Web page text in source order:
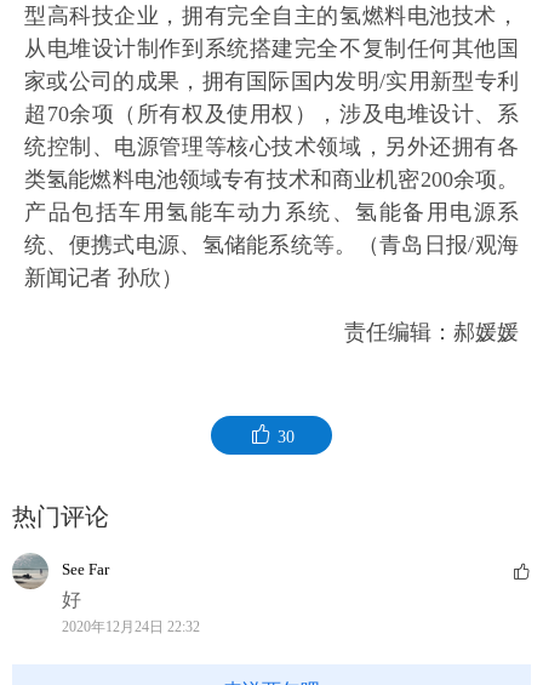
型高科技企业，拥有完全自主的氢燃料电池技术，
从电堆设计制作到系统搭建完全不复制任何其他国
家或公司的成果，拥有国际国内发明/实用新型专利
超70余项（所有权及使用权），涉及电堆设计、系
统控制、电源管理等核心技术领域，另外还拥有各
类氢能燃料电池领域专有技术和商业机密200余项。
产品包括车用氢能车动力系统、氢能备用电源系
统、便携式电源、氢储能系统等。（青岛日报/观海
新闻记者 孙欣）
责任编辑：郝媛媛
30
热门评论
See Far
好
2020年12月24日 22:32